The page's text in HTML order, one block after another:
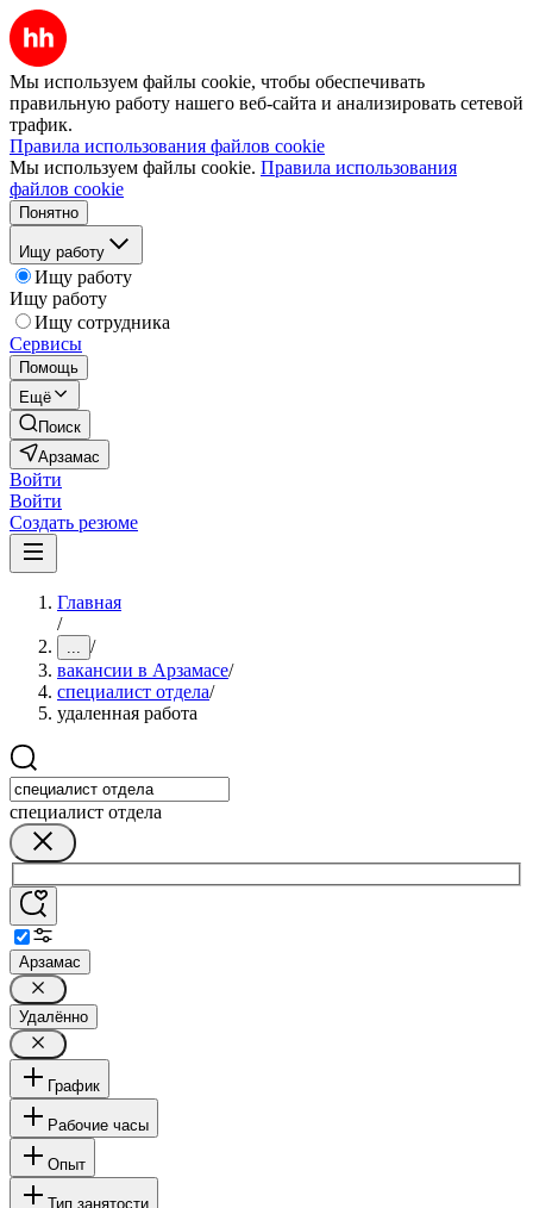
Мы используем файлы cookie, чтобы обеспечивать
правильную работу нашего веб-сайта и анализировать сетевой
трафик.
Правила использования файлов cookie
Мы используем файлы cookie. Правила использования
файлов cookie
Понятно
Ищу работу
Ищу работу
Ищу работу
Ищу сотрудника
Сервисы
Помощь
Ещё
Поиск
Арзамас
Войти
Войти
Создать резюме
Главная
/
... /
вакансии в Арзамасе/
специалист отдела/
удаленная работа
специалист отдела
Арзамас
Удалённо
График
Рабочие часы
Опыт
Тип занятости